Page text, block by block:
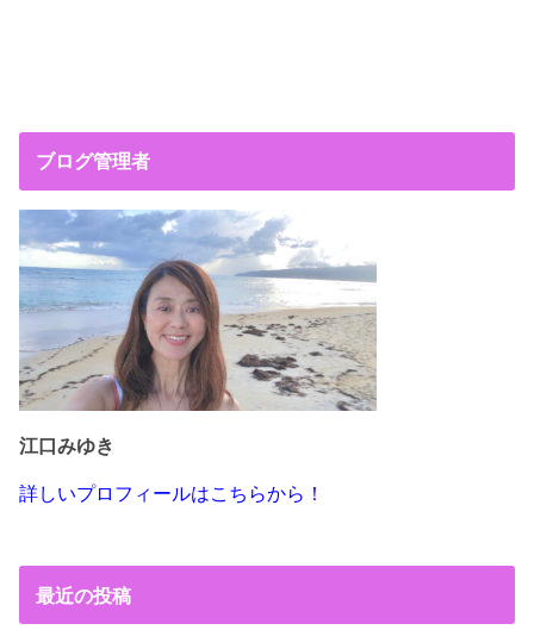
ブログ管理者
江口みゆき
詳しいプロフィールはこちらから！
最近の投稿